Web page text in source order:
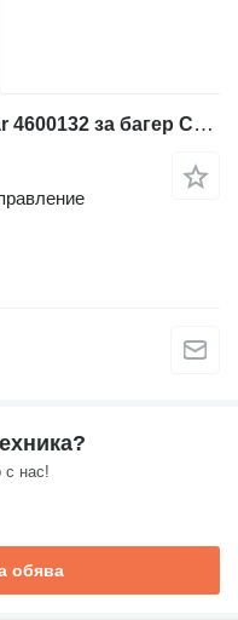
Блок за управление Caterpillar 4600132 за багер Caterpillar 340 352 374 385 320F 330F 340F 312F 352F 313F 323F 325F 335F 316F 326F 336F 318F 349F 320D2 320D3 330D2 323D2 326D2
с нас!
обява